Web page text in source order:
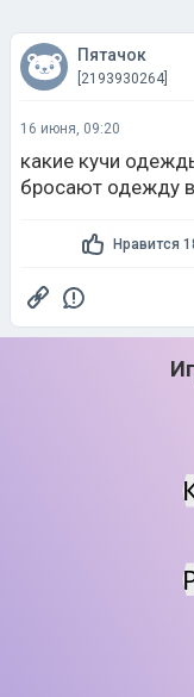
Пятачок
[2193930264]
16 июня, 09:20
какие кучи
бросают одежду в
Нравится